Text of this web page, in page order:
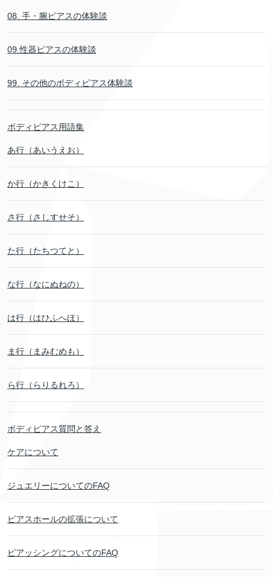
08. 手・腕ピアスの体験談
09.性器ピアスの体験談
99. その他のボディピアス体験談
ボディピアス用語集
あ行（あいうえお）
か行（かきくけこ）
さ行（さしすせそ）
た行（たちつてと）
な行（なにぬねの）
は行（はひふへほ）
ま行（まみむめも）
ら行（らりるれろ）
ボディピアス質問と答え
ケアについて
ジュエリーについてのFAQ
ピアスホールの拡張について
ピアッシングについてのFAQ